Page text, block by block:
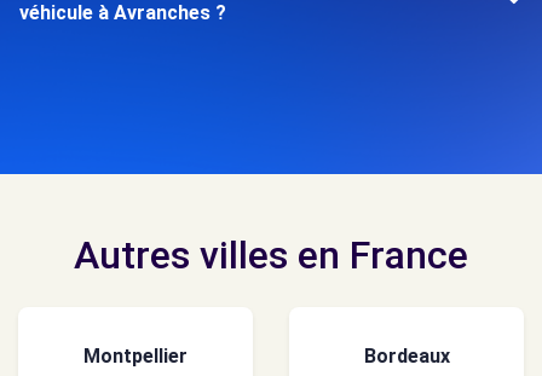
véhicule à Avranches ?
Autres villes en France
Montpellier Bordeaux